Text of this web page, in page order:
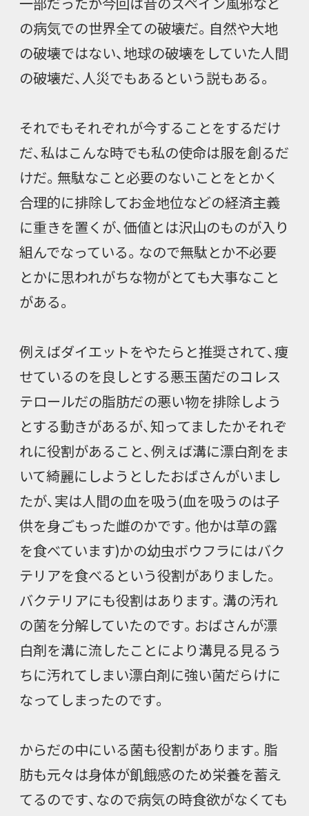
の病気での世界全ての破壊だ。自然や大地
の破壊ではない、地球の破壊をしていた人間
の破壊だ、人災でもあるという説もある。
それでもそれぞれが今することをするだけ
だ、私はこんな時でも私の使命は服を創るだ
けだ。無駄なこと必要のないことをとかく
合理的に排除してお金地位などの経済主義
に重きを置くが、価値とは沢山のものが入り
組んでなっている。なので無駄とか不必要
とかに思われがちな物がとても大事なこと
がある。
例えばダイエットをやたらと推奨されて、痩
せているのを良しとする悪玉菌だのコレス
テロールだの脂肪だの悪い物を排除しよう
とする動きがあるが、知ってましたかそれぞ
れに役割があること、例えば溝に漂白剤をま
いて綺麗にしようとしたおばさんがいまし
たが、実は人間の血を吸う(血を吸うのは子
供を身ごもった雌のかです。他かは草の露
を食べています)かの幼虫ボウフラにはバク
テリアを食べるという役割がありました。
バクテリアにも役割はあります。溝の汚れ
の菌を分解していたのです。おばさんが漂
白剤を溝に流したことにより溝見る見るう
ちに汚れてしまい漂白剤に強い菌だらけに
なってしまったのです。
からだの中にいる菌も役割があります。脂
肪も元々は身体が飢餓感のため栄養を蓄え
てるのです、なので病気の時食欲がなくても